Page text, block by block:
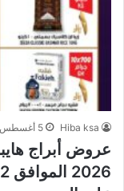
Hiba ksa 5 أغسطس,2026